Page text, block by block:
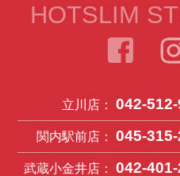
HOTSLIM
立川店： 042-
関内駅前店： 045-
武蔵小金井店： 042-